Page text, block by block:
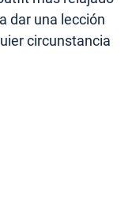
dar una lección
circunstancia